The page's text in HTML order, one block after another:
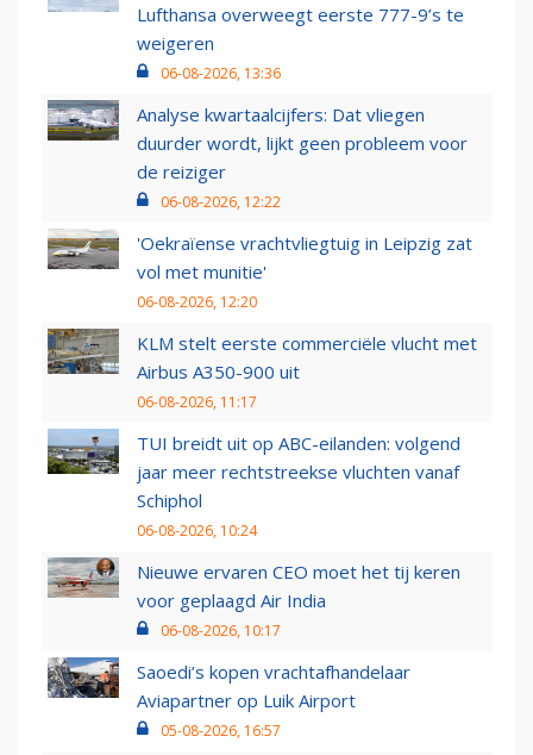
Lufthansa overweegt eerste 777-9’s te
weigeren
06-08-2026, 13:36
Analyse kwartaalcijfers: Dat vliegen
duurder wordt, lijkt geen probleem voor
de reiziger
06-08-2026, 12:22
'Oekraïense vrachtvliegtuig in Leipzig zat
vol met munitie'
06-08-2026, 12:20
KLM stelt eerste commerciële vlucht met
Airbus A350-900 uit
06-08-2026, 11:17
TUI breidt uit op ABC-eilanden: volgend
jaar meer rechtstreekse vluchten vanaf
Schiphol
06-08-2026, 10:24
Nieuwe ervaren CEO moet het tij keren
voor geplaagd Air India
06-08-2026, 10:17
Saoedi’s kopen vrachtafhandelaar
Aviapartner op Luik Airport
05-08-2026, 16:57